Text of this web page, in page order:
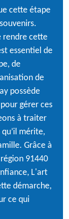
cette étape
rendre cette
essentiel de
de
de
possède
gérer ces
à traiter
mérite,
Grâce à
91440
L'art
démarche,
ce qui